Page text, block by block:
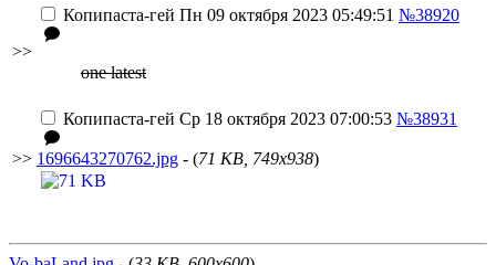
>>
Копипаста-гей Пн 09 октября 2023 05:49:51 №38920
one latest
>>
Копипаста-гей Ср 18 октября 2023 07:00:53 №38931
1696643270762.jpg - (71 KB, 749x938)